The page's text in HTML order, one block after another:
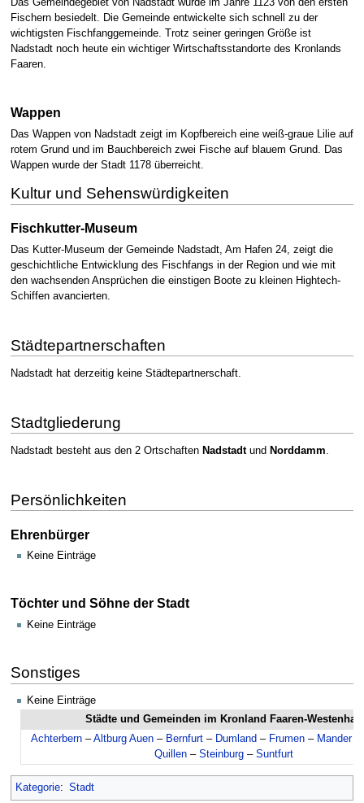
Das Gemeindegebiet von Nadstadt wurde im Jahre 1123 von den ersten
Fischern besiedelt. Die Gemeinde entwickelte sich schnell zu der
wichtigsten Fischfanggemeinde. Trotz seiner geringen Größe ist
Nadstadt noch heute ein wichtiger Wirtschaftsstandorte des Kronlands
Faaren.
Wappen
Das Wappen von Nadstadt zeigt im Kopfbereich eine weiß-graue Lilie auf
rotem Grund und im Bauchbereich zwei Fische auf blauem Grund. Das
Wappen wurde der Stadt 1178 überreicht.
Kultur und Sehenswürdigkeiten
Fischkutter-Museum
Das Kutter-Museum der Gemeinde Nadstadt, Am Hafen 24, zeigt die
geschichtliche Entwicklung des Fischfangs in der Region und wie mit
den wachsenden Ansprüchen die einstigen Boote zu kleinen Hightech-
Schiffen avancierten.
Städtepartnerschaften
Nadstadt hat derzeitig keine Städtepartnerschaft.
Stadtgliederung
Nadstadt besteht aus den 2 Ortschaften Nadstadtund Norddamm
Persönlichkeiten
Ehrenbürger
Keine Einträge
Töchter und Söhne der Stadt
Keine Einträge
Sonstiges
Keine Einträge
Städte und Gemeinden im Kronland Faaren-Westenhag
Achterbern–Altburg Auen– Bernfurt– Dumland – Frumen– Mander–
Quillen– Steinburg– Suntfurt
Kategorie: Stadt